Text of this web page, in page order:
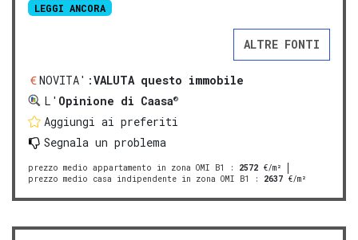
LEGGI ANCORA
ALTRE FONTI
NOVITA':VALUTA questo immobile
L' Opinione di Caasa®
Aggiungi ai preferiti
Segnala un problema
prezzo medio appartamento in zona OMI B1 : 2572 €/m²
prezzo medio casa indipendente in zona OMI B1
: 2637 €/m²